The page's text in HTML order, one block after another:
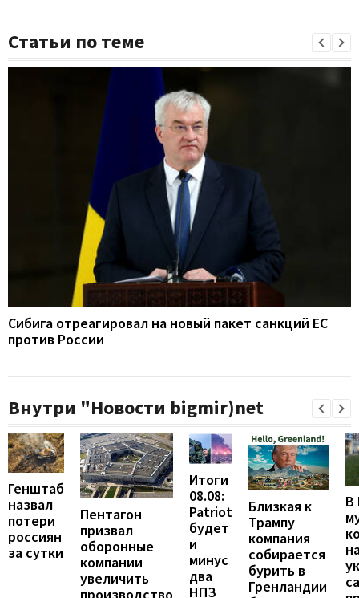
Статьи по теме
Сибига отреагировал на новый пакет санкций ЕС
против России
Внутри "Новости bigmir)net
Генштаб
назвал
потери
россиян
за сутки
Пентагон
призвал
оборонные
компании
увеличить
Итоги
08.08:
Patriot
будет
и
минус
два
НПЗ
Близкая к
Трампу
компания
собирается
бурить в
Гренландии
В